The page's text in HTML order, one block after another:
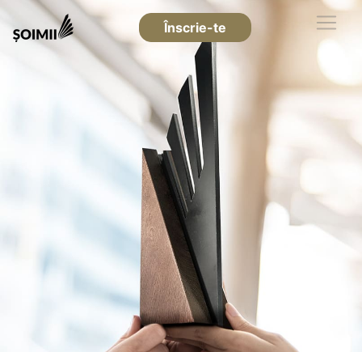
Înscrie-te